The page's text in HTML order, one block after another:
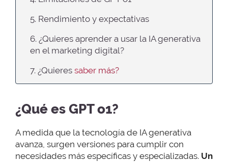
5. Rendimiento y expectativas
6. ¿Quieres aprender a usar la IA generativa
en el marketing digital?
7. ¿Quieres saber más?
¿Qué es GPT o1?
A medida que la tecnología de IA generativa
avanza, surgen versiones para cumplir con
necesidades más específicas y especializadas. Un